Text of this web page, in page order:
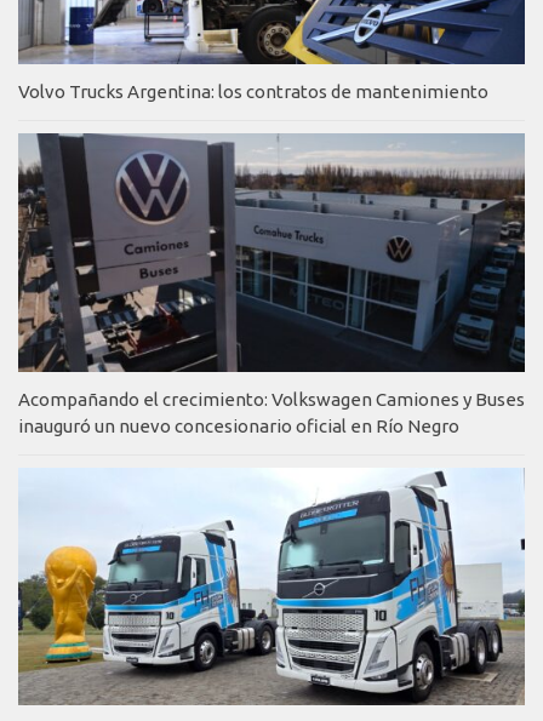
Volvo Trucks Argentina: los contratos de mantenimiento
Acompañando el crecimiento: Volkswagen Camiones y Buses
inauguró un nuevo concesionario oficial en Río Negro